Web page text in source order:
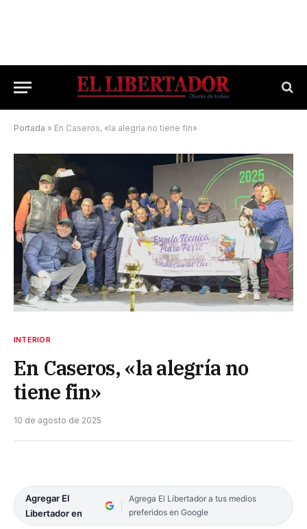
Portada » En Caseros, «la alegría no tiene fin»
INTERIOR
En Caseros, «la alegría no
tiene fin»
10 de agosto de 2025
Agregar El
Libertador en
Agrega El Libertador a tus medios
preferidos en Google